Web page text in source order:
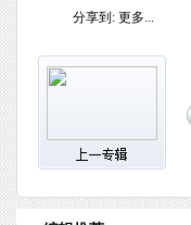
分享到: 更多...